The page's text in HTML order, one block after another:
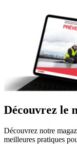
Découvrez le
Découvrez notre
meilleures pratiques